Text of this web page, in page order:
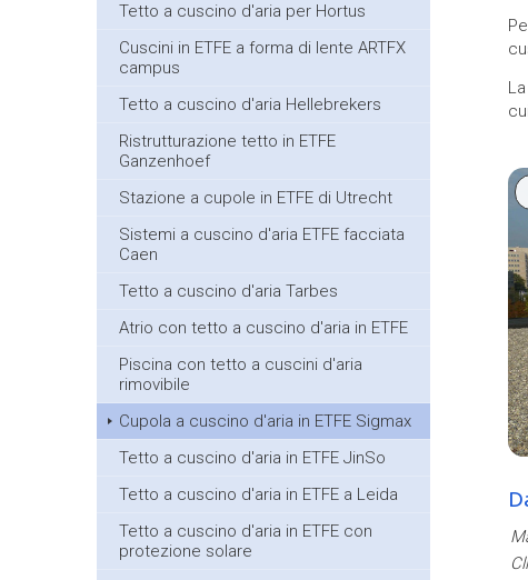
Tetto a cuscino d'aria per Hortus
Cuscini in ETFE a forma di lente ARTFX
campus
Tetto a cuscino d'aria Hellebrekers
Ristrutturazione tetto in ETFE
Ganzenhoef
Stazione a cupole in ETFE di Utrecht
Sistemi a cuscino d'aria ETFE facciata
Caen
Tetto a cuscino d'aria Tarbes
Atrio con tetto a cuscino d'aria in ETFE
Piscina con tetto a cuscini d'aria
rimovibile
Cupola a cuscino d'aria in ETFE Sigmax
Tetto a cuscino d'aria in ETFE JinSo
Tetto a cuscino d'aria in ETFE a Leida
Tetto a cuscino d'aria in ETFE con
protezione solare